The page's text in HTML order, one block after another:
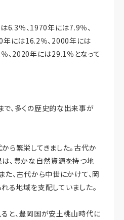
6.3％、1970年には7.9％、
には16.2％、2000年には
、2020年には29.1％となって
で、多くの歴史的な出来事が
ら繁栄してきました。古代か
は、豊かな自然資源を持つ地
た、古代から中世にかけて、岡
る地域を支配していました。
と、豊岡国が安土桃山時代に